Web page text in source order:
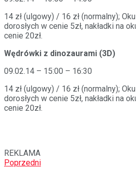
14 zł (ulgowy) / 16 zł (normalny);
dorosłych w cenie 5zł, nakładki na
cenie 20zł.
Wędrówki z dinozaurami (3D)
09.02.14 – 15:00 – 16:30
14 zł (ulgowy) / 16 zł (normalny);
dorosłych w cenie 5zł, nakładki na
cenie 20zł.
REKLAMA
Poprzedni